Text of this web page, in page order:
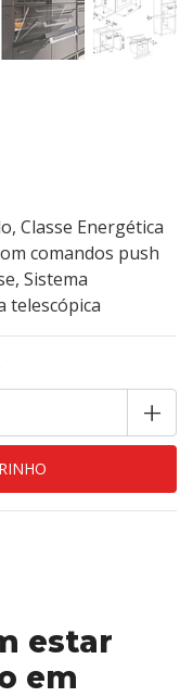
Classe Energética
comandos push
Sistema
telescópica
+
estar
em